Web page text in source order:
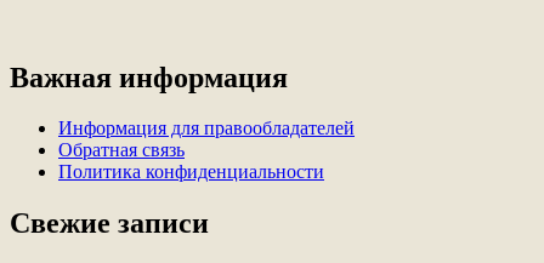
Важная информация
Информация для правообладателей
Обратная связь
Политика конфиденциальности
Свежие записи